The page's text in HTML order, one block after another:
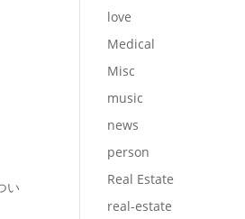
い
love
Medical
Misc
music
news
person
Real Estate
real-estate